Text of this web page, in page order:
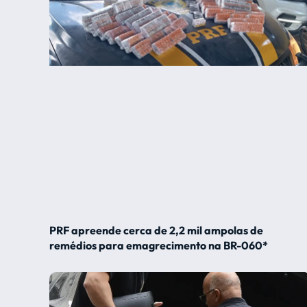
PRF apreende cerca de 2,2 mil ampolas de
remédios para emagrecimento na BR-060*